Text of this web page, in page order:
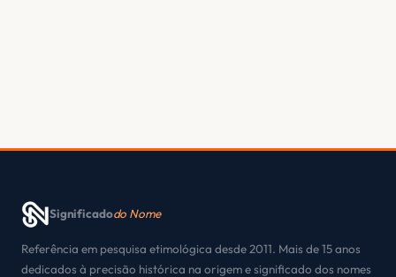
Significadodo Nome
Referência em pesquisa etimológica desde 2011. Mais de 15 anos
dedicados à precisão histórica na origem e significado dos nomes